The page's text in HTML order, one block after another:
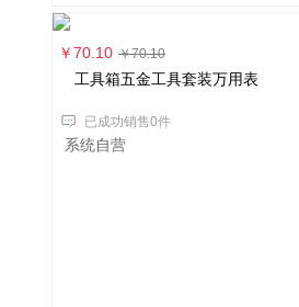
￥70.10 ￥70.10
工具箱五金工具套装万用表
已成功销售0件
系统自营